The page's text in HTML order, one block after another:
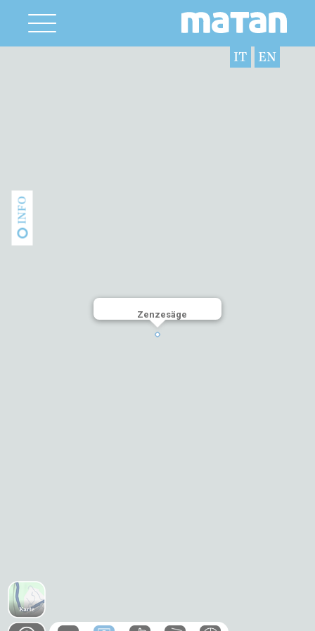
IT EN
INFO
Zenzesäge